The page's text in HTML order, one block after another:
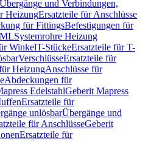
und Verbindungen,
HeizungErsatzteile für Anschlüsse
für FittingsBefestigungen für
Systemrohre Heizung
WinkelT-StückeErsatzteile für T-
VerschlüsseErsatzteile für
HeizungAnschlüsse für
Abdeckungen für
EdelstahlGeberit Mapress
Ersatzteile für
unlösbarÜbergänge und
für AnschlüsseGeberit
Ersatzteile für